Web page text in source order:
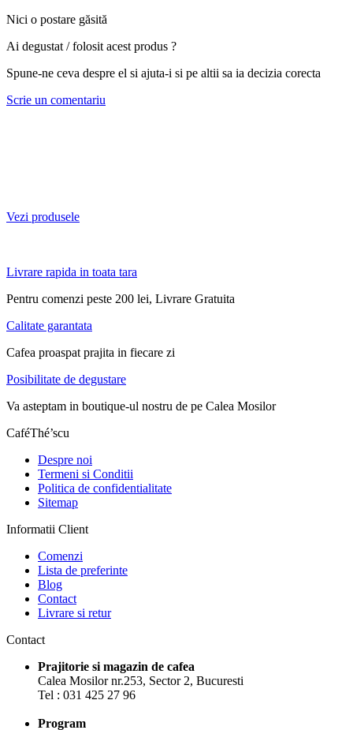
Nici o postare găsită
Ai degustat / folosit acest produs ?
Spune-ne ceva despre el si ajuta-i si pe altii sa ia decizia corecta
Scrie un comentariu
Vezi produsele
Livrare rapida in toata tara
Pentru comenzi peste 200 lei, Livrare Gratuita
Calitate garantata
Cafea proaspat prajita in fiecare zi
Posibilitate de degustare
Va asteptam in boutique-ul nostru de pe Calea Mosilor
CaféThé’scu
Despre noi
Termeni si Conditii
Politica de confidentialitate
Sitemap
Informatii Client
Comenzi
Lista de preferinte
Blog
Contact
Livrare si retur
Contact
Prajitorie si magazin de cafea
Calea Mosilor nr.253, Sector 2, Bucuresti
Tel : 031 425 27 96
Program